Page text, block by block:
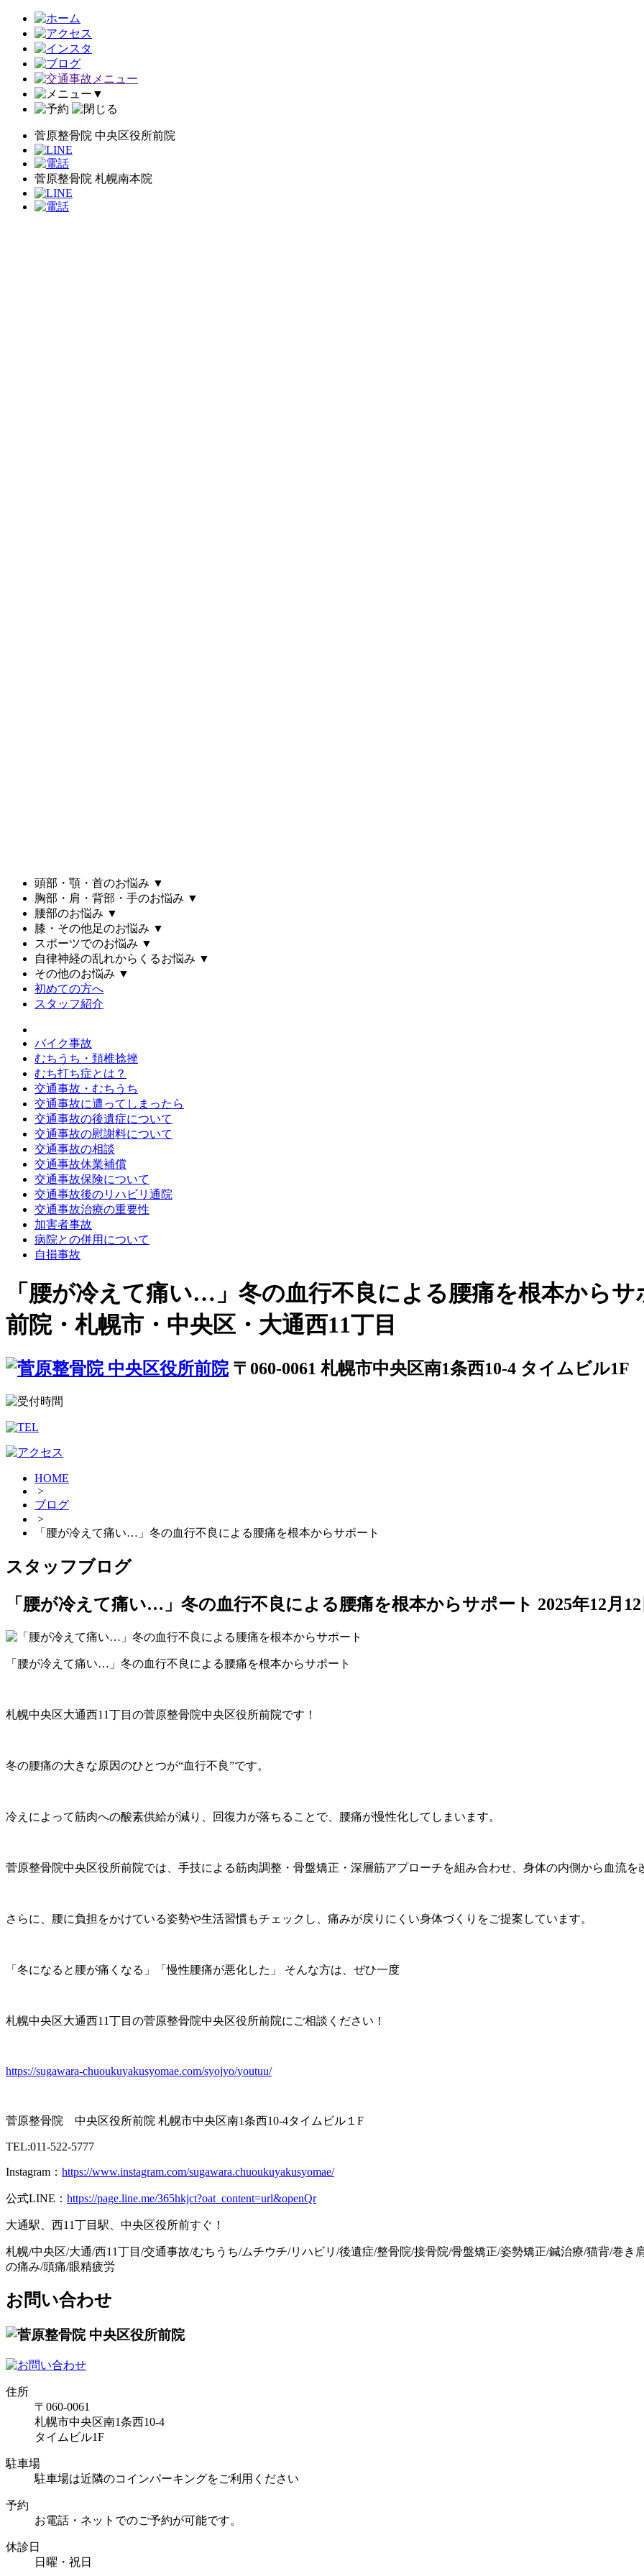
▼
菅原整骨院 中央区役所前院
菅原整骨院 札幌南本院
頭部・顎・首のお悩み ▼
胸部・肩・背部・手のお悩み ▼
腰部のお悩み ▼
膝・その他足のお悩み ▼
スポーツでのお悩み ▼
自律神経の乱れからくるお悩み ▼
その他のお悩み ▼
初めての方へ
スタッフ紹介
バイク事故
むちうち・頚椎捻挫
むち打ち症とは？
交通事故・むちうち
交通事故に遭ってしまったら
交通事故の後遺症について
交通事故の慰謝料について
交通事故の相談
交通事故休業補償
交通事故保険について
交通事故後のリハビリ通院
交通事故治療の重要性
加害者事故
病院との併用について
自損事故
「腰が冷えて痛い…」冬の血行不良による腰痛を根本から
前院・札幌市・中央区・大通西11丁目
〒060-0061 札幌市中央区南1条西10-4 タイムビル1F
HOME
>
ブログ
>
「腰が冷えて痛い…」冬の血行不良による腰痛を根本からサポート
スタッフブログ
「腰が冷えて痛い…」冬の血行不良による腰痛を根本からサポート 2025年12月
「腰が冷えて痛い…」冬の血行不良による腰痛を根本からサポート
札幌中央区大通西11丁目の菅原整骨院中央区役所前院です！
冬の腰痛の大きな原因のひとつが“血行不良”です。
冷えによって筋肉への酸素供給が減り、回復力が落ちることで、腰痛が慢性化してしまいます。
菅原整骨院中央区役所前院では、手技による筋肉調整・骨盤矯正・深層筋アプローチを組み合わせ、身体の内側から血流を
さらに、腰に負担をかけている姿勢や生活習慣もチェックし、痛みが戻りにくい身体づくりをご提案しています。
「冬になると腰が痛くなる」「慢性腰痛が悪化した」 そんな方は、ぜひ一度
札幌中央区大通西11丁目の菅原整骨院中央区役所前院にご相談ください！
https://sugawara-chuoukuyakusyomae.com/syojyo/youtuu/
菅原整骨院 中央区役所前院 札幌市中央区南1条西10-4タイムビル１F
TEL:011-522-5777
Instagram： https://www.instagram.com/sugawara.chuoukuyakusyomae/
公式LINE： https://page.line.me/365hkjct?oat_content=url&openQr
大通駅、西11丁目駅、中央区役所前すぐ！
札幌/中央区/大通/西11丁目/交通事故/むちうち/ムチウチ/リハビリ/後遺症/整骨院/接骨院/骨盤矯正/姿勢矯正/鍼治療/猫背/巻
の痛み/頭痛/眼精疲労
お問い合わせ
住所
〒060-0061
札幌市中央区南1条西10-4
タイムビル1F
駐車場
駐車場は近隣のコインパーキングをご利用ください
予約
お電話・ネットでのご予約が可能です。
休診日
日曜・祝日